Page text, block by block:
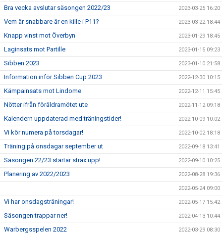
Bra vecka avslutar säsongen 2022/23 2023-03-25 16:20
Vem är snabbare är en kille i P11? 2023-03-22 18:44
Knapp vinst mot Överbyn 2023-01-29 18:45
Laginsats mot Partille 2023-01-15 09:23
Sibben 2023 2023-01-10 21:58
Information inför Sibben Cup 2023 2022-12-30 10:15
Kämpainsats mot Lindome 2022-12-11 15:45
Nötter ifrån föräldramötet ute 2022-11-12 09:18
Kalendern uppdaterad med träningstider! 2022-10-09 10:02
Vi kör numera på torsdagar! 2022-10-02 18:18
Träning på onsdagar september ut 2022-09-18 13:41
Säsongen 22/23 startar strax upp! 2022-09-10 10:25
Planering av 2022/2023 2022-08-28 19:36
2022-05-24 09:00
Vi har onsdagsträningar! 2022-05-17 15:42
Säsongen trappar ner! 2022-04-13 10:44
Warbergsspelen 2022 2022-03-29 08:30